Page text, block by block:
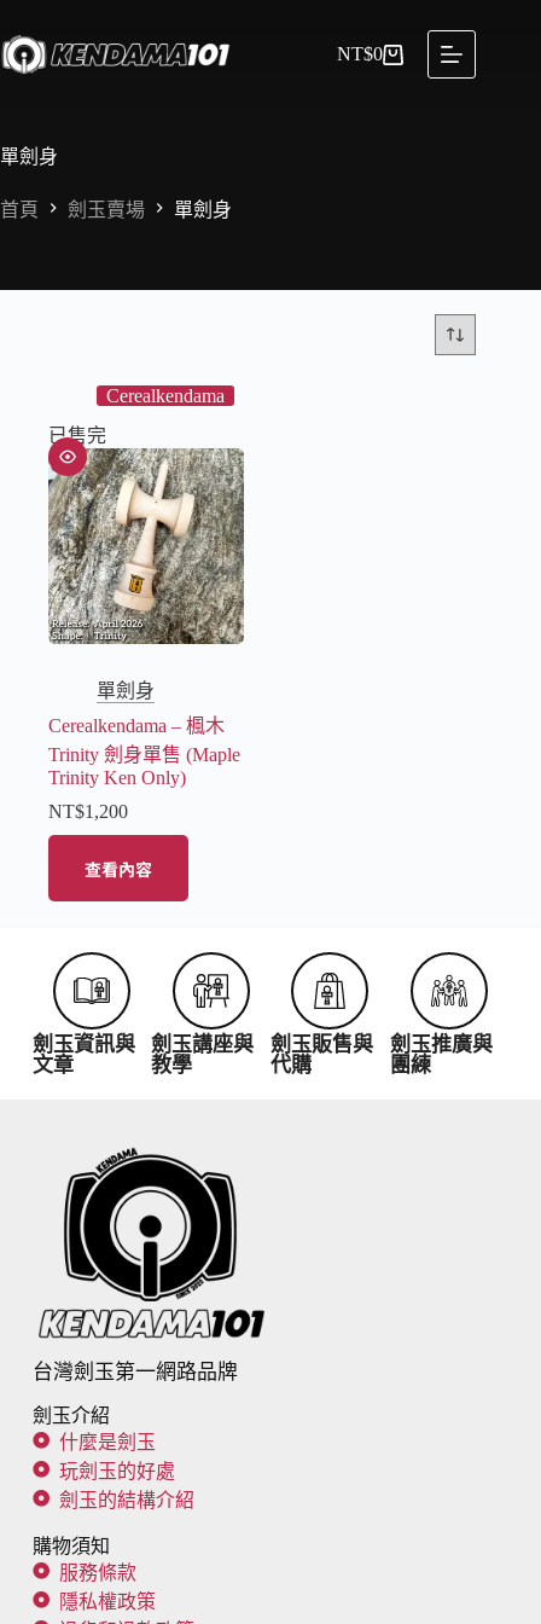
NT$0
單劍身
首頁 劍玉賣場 單劍身
Cerealkendama
已售完
單劍身
Cerealkendama – 楓木
Trinity 劍身單售 (Maple
Trinity Ken Only)
NT$1,200
查看內容
劍玉資訊與
文章
劍玉講座與
教學
劍玉販售與
代購
劍玉推廣與
團練
台灣劍玉第一網路品牌
劍玉介紹
什麼是劍玉
玩劍玉的好處
劍玉的結構介紹
購物須知
服務條款
隱私權政策